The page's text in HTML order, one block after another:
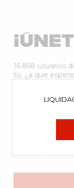
16.858 usuarios
tú, ¿a que